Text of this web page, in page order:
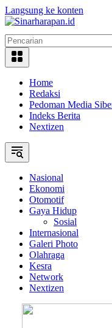
Langsung ke konten
Home
Redaksi
Pedoman Media
Indeks Berita
Nextizen
Nasional
Ekonomi
Otomotif
Gaya Hidup
Sosial
Internasional
Galeri Photo
Olahraga
Kesra
Network
Nextizen